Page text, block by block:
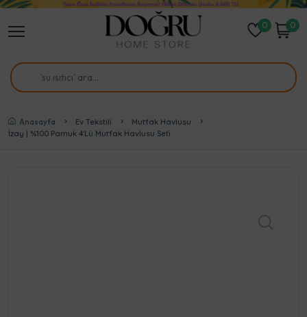
0 0
Anasayfa Ev Tekstili
Mutfak Havlusu
İzay | %100 Pamuk 4'lü Mutfak Havlusu Seti